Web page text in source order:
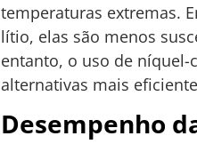
temperaturas extremas.
lítio, elas são menos
entanto, o uso de
alternativas mais
Desempenho